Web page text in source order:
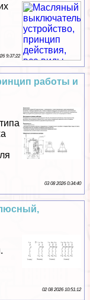
9:37:22
работы и
03 08 2026 0:34:40
02 08 2026 10:51:12